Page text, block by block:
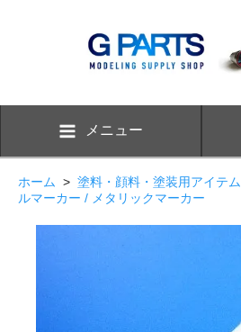
メニュー
ホーム > 塗料・顔料・塗装用アイテム
ルマーカー / メタリックマーカー